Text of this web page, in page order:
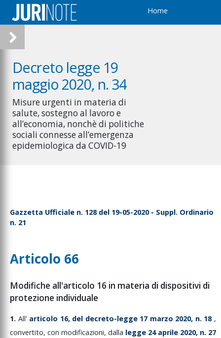
Home
Decreto legge 19
maggio 2020, n. 34
Misure urgenti in materia di
salute, sostegno al lavoro e
all’economia, nonchè di politiche
sociali connesse all’emergenza
epidemiologica da COVID-19
Gazzetta Ufficiale n. 128 del 19-05-2020 - Suppl. Ordinario
n. 21
Articolo 66
Modifiche all'articolo 16 in materia di dispositivi di
protezione individuale
1. All' articolo 16, del decreto-legge 17 marzo 2020, n. 18 ,
convertito, con modificazioni, dalla legge 24 aprile 2020, n. 27